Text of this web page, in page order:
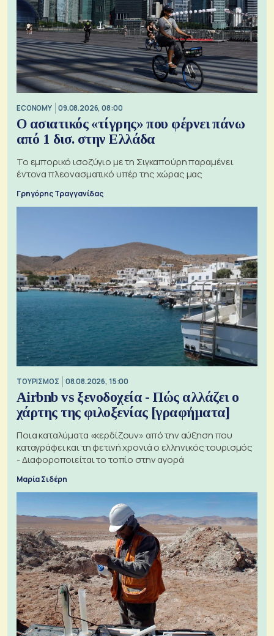
ECONOMY 09.08.2026, 08:00
Ο ασιατικός «τίγρης» που φέρνει πάνω
από 1 δισ. στην Ελλάδα
Το εμπορικό ισοζύγιο με τη Σιγκαπούρη παραμένει
έντονα πλεονασματικό υπέρ της χώρας μας
Γρηγόρης Τραγγανίδας
ΤΟΥΡΙΣΜΟΣ 08.08.2026, 15:00
Airbnb vs ξενοδοχεία - Πώς αλλάζει ο
χάρτης της φιλοξενίας [γραφήματα]
Ποια καταλύματα «κερδίζουν» από την αύξηση που
καταγράφει και τη φετινή χρονιά ο ελληνικός τουρισμός
- Διαφοροποιείται το τοπίο στην αγορά
Μαρία Σιδέρη